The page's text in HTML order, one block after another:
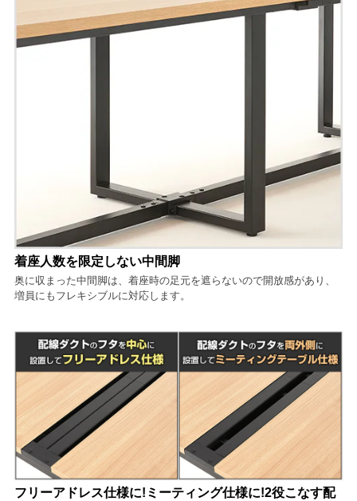
着座人数を限定しない中間脚
奥に収まった中間脚は、着座時の足元を遮らないので開放感があり、
増員にもフレキシブルに対応します。
フリーアドレス仕様に!ミーティング仕様に!2役こなす配